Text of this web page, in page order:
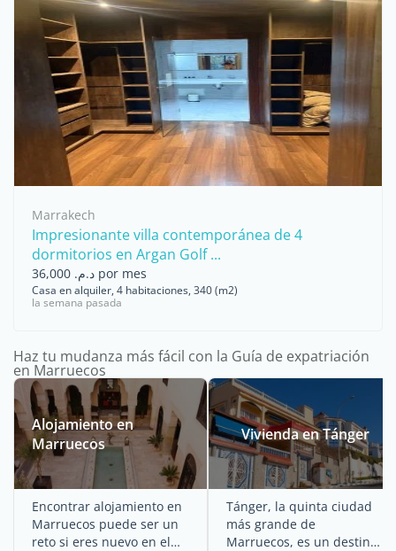
Marrakech
Impresionante villa contemporánea de 4
dormitorios en Argan Golf ...
د.م. 36,000 por mes
Casa en alquiler, 4 habitaciones, 340 (m2)
la semana pasada
Haz tu mudanza más fácil con la Guía de expatriación
en Marruecos
Alojamiento en
Marruecos
Encontrar alojamiento en
Marruecos puede ser un
reto si eres nuevo en el
Vivienda en Tánger
Tánger, la quinta ciudad
más grande de
Marruecos, es un destino